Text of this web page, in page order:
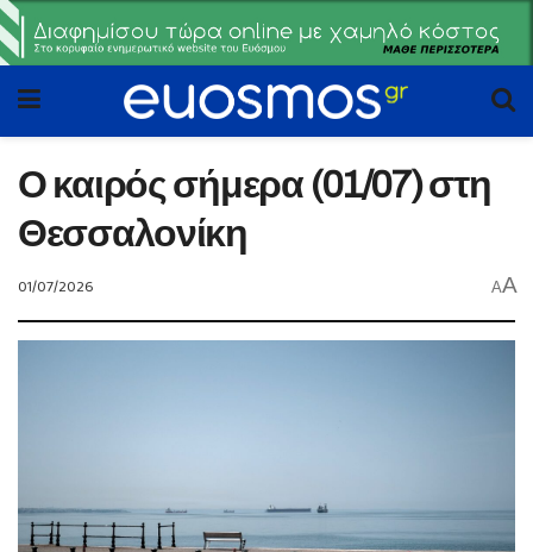
Ο καιρός σήμερα (01/07) στη
Θεσσαλονίκη
01/07/2026 AA